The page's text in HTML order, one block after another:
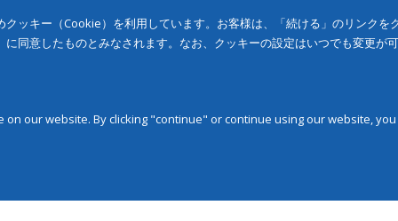
ッキー（Cookie）を利用しています。お客様は、「続ける」のリンク
同意したものとみなされます。なお、クッキーの設定はいつでも変更が
our website. By clicking "continue" or continue using our website,